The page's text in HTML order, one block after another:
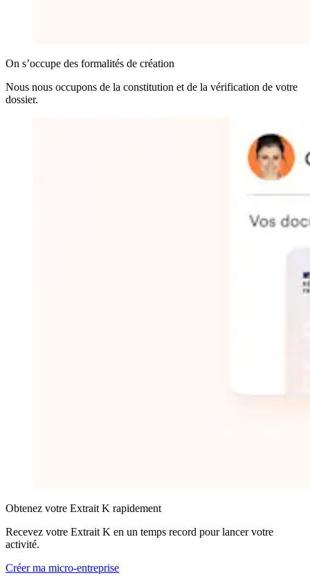
On s’occupe des formalités de création
Nous nous occupons de la constitution et de la vérification de votre
dossier.
Obtenez votre Extrait K rapidement
Recevez votre Extrait K en un temps record pour lancer votre
activité.
Créer ma micro-entreprise